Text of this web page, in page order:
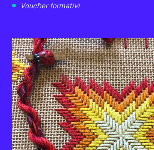
Voucher formativi